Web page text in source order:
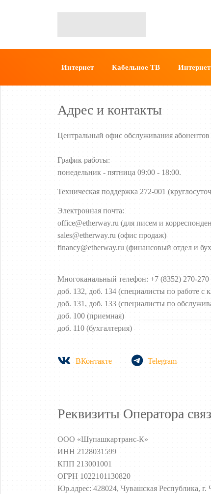
Интернет Кабельное ТВ
Адрес и контакты
Центральный офис обслуживания
График работы:
понедельник - пятница 09:00 - 18:00.
Техническая поддержка 272-001
Электронная почта:
office@etherway.ru (для писем и
sales@etherway.ru (офис продаж)
financy@etherway.ru (финансовый отдел и
Многоканальный телефон: +7 (8352) 270-270
доб. 132, доб. 134 (специалисты по работе с
доб. 131, доб. 133 (специалисты по
доб. 100 (приемная)
доб. 110 (бухгалтерия)
ВКонтакте Telegram
Реквизиты Оператора
ООО «Шупашкартранс-К»
ИНН 2128031599
КПП 213001001
ОГРН 1022101130820
Юр.адрес: 428024, Чувашская Республика,